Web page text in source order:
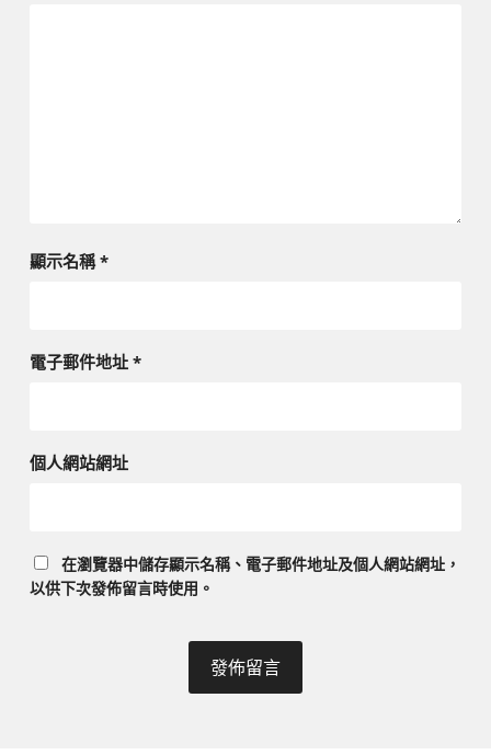
顯示名稱*
電子郵件地址 *
個人網站網址
在瀏覽器中儲存顯示名稱、電子郵件地址及個人網站網址，
以供下次發佈留言時使用。